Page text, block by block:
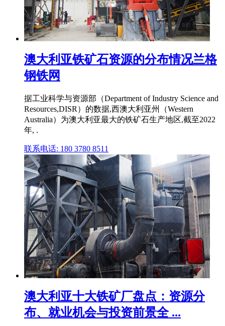
澳大利亚铁矿石资源的分布情况兰格
钢铁网
据工业科学与资源部（Department of Industry Science and
Resources,DISR）的数据,西澳大利亚州（Western
Australia）为澳大利亚最大的铁矿石生产地区,截至2022
年, .
联系电话: 180 3780 8511
澳大利亚十大铁矿厂盘点：资源分
布、就业机会与投资前景全 ...